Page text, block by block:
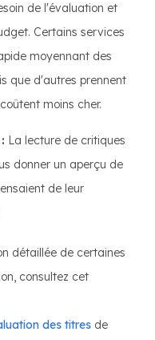
de l'évaluation et
Certains services
moyennant des
que d'autres prennent
moins cher.
La lecture de critiques
donner un aperçu de
de leur
détaillée de certaines
consultez cet
des titres de